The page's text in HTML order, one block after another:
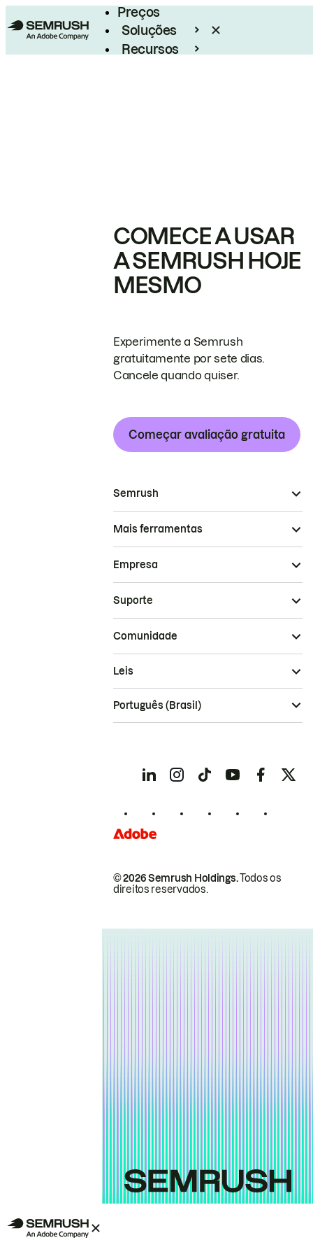
Preços
Soluções
Recursos
COMECE A USAR
A SEMRUSH HOJE
MESMO
Experimente a Semrush
gratuitamente por sete dias.
Cancele quando quiser.
Começar avaliação gratuita
Semrush
Mais ferramentas
Empresa
Suporte
Comunidade
© 2026 Semrush Holdings.Todos os
direitos reservados.
Leis
Português (Brasil)